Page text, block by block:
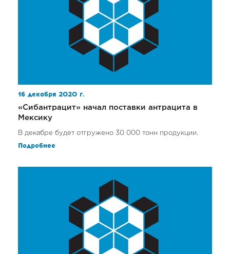
16 декабря 2020 г.
«Сибантрацит» начал поставки антрацита в
Мексику
В декабре будет отгружено 30 000 тонн продукции.
Подробнее